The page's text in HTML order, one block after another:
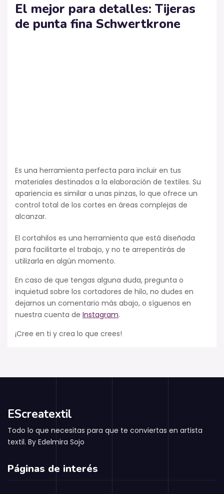
El mejor para detalles: Tijeras
de punta fina Schwertkrone
Es una herramienta perfecta para incluir en tus
materiales destinados a la elaboración de textiles. Su
apariencia es similar a unas pinzas, lo que ofrece un
control total de los cortes en áreas complejas de
alcanzar.
El cortahilos es una herramienta que está diseñada
para facilitarte el trabajo, y no te arrepentirás de
utilizarla en algún momento.
En caso de que tengas alguna duda, pregunta o
inquietud sobre los cortadores de hilo, no dudes en
dejarnos un comentario más abajo, o síguenos en
nuestra cuenta de Instagram.
¡Cree en ti y crea lo que crees!
EScreatextil
Todo lo que necesitas para que te conviertas en artista
textil. By Edelmira Sojo
Páginas de interés